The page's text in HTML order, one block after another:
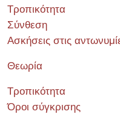
Τροπικότητα
Σύνθεση
Ασκήσεις στις
Θεωρία
Τροπικότητα
Όροι σύγκρισης